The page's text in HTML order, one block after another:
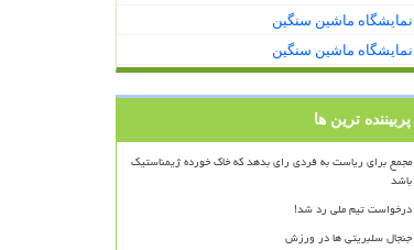
نمایشگاه ماشین سنگین
نمایشگاه ماشین سنگین
پربیننده ترین ها
مجمع برای ریاست به فردی رای بدهد که خاک خورده ژیمناستیک
باشد
درخواست تیم ملی رد شد!
جنجال سلبریتی ها در ورزش